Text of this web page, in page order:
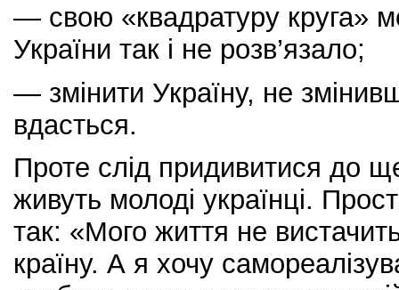
— свою «квадратуру круга»
України так і не розв’язало;
— змінити Україну, не
вдасться.
Проте слід придивитися до
живуть молоді українці.
так: «Мого життя не
країну. А я хочу